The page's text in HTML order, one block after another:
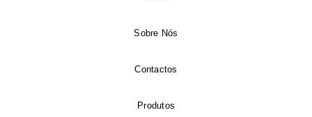
Sobre Nós
Contactos
Produtos